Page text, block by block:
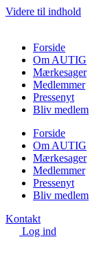
Videre til indhold
Forside
Om AUTIG
Mærkesager
Medlemmer
Pressenyt
Bliv medlem
Forside
Om AUTIG
Mærkesager
Medlemmer
Pressenyt
Bliv medlem
Kontakt
Log ind